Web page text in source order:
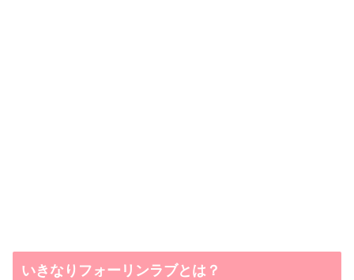
いきなりフォーリンラブとは？